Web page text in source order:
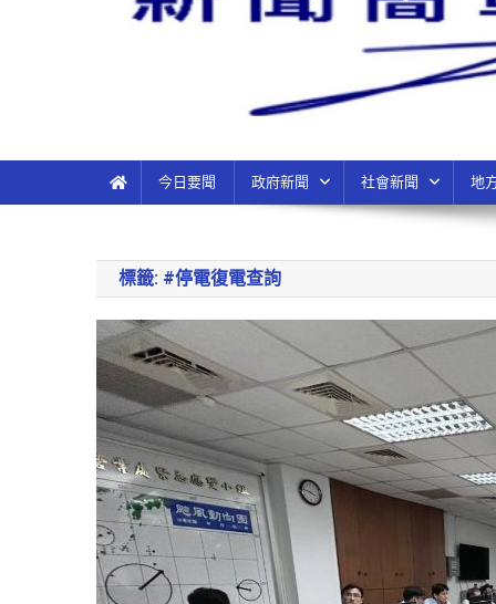
今日要聞 政府新聞 社會新聞 地
標籤: #停電復電查詢